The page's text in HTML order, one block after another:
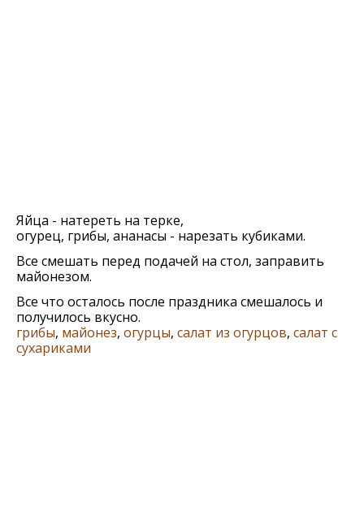
Яйца - натереть на терке,
огурец, грибы, ананасы - нарезать кубиками.
Все смешать перед подачей на стол, заправить
майонезом.
Все что осталось после праздника смешалось и
получилось вкусно.
грибы, майонез, огурцы, салат из огурцов, салат с
сухариками